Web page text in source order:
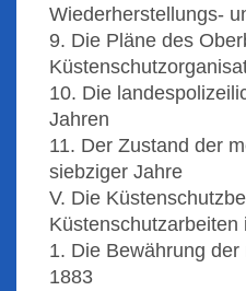
Wiederherstellungs-
9. Die Pläne des
10. Die
Jahren
11. Der Zustand der
siebziger Jahre
V. Die
Küstenschutzarbeiten
1. Die Bewährung
1883